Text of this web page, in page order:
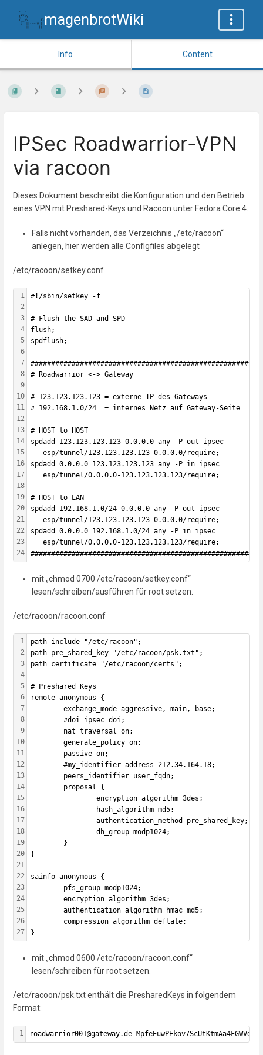
magenbrotWiki
Info Content
IPSec Roadwarrior-VPN
via racoon
Dieses Dokument beschreibt die Konfiguration und den Betrieb
eines VPN mit Preshared-Keys und Racoon unter Fedora Core 4.
Falls nicht vorhanden, das Verzeichnis „/etc/racoon“
anlegen, hier werden alle Configfiles abgelegt
/etc/racoon/setkey.conf
1
2
3
4
5
6
7
8
9
10
11
12
13
14
15
16
17
18
19
20
21
22
23
24
#!/sbin/setkey -f
# Flush the SAD and SPD
flush;
spdflush;
# Roadwarrior <-> Gateway
# 123.123.123.123 = externe IP des Gateways
# 192.168.1.0/24  = internes Netz auf Gateway-Seite
# HOST to HOST
spdadd 123.123.123.123 0.0.0.0 any -P out ipsec
   esp/tunnel/123.123.123.123-0.0.0.0/require;
spdadd 0.0.0.0 123.123.123.123 any -P in ipsec
   esp/tunnel/0.0.0.0-123.123.123.123/require;
# HOST to LAN
spdadd 192.168.1.0/24 0.0.0.0 any -P out ipsec
   esp/tunnel/123.123.123.123-0.0.0.0/require;
spdadd 0.0.0.0 192.168.1.0/24 any -P in ipsec
   esp/tunnel/0.0.0.0-123.123.123.123/require;
mit „chmod 0700 /etc/racoon/setkey.conf“
lesen/schreiben/ausführen für root setzen.
/etc/racoon/racoon.conf
1
2
3
4
5
6
7
8
9
10
11
12
13
14
15
16
17
18
19
20
21
22
23
24
25
26
27
path include "/etc/racoon";
path pre_shared_key "/etc/racoon/psk.txt";
path certificate "/etc/racoon/certs";
# Preshared Keys
remote anonymous {
        exchange_mode aggressive, main, base;
        #doi ipsec_doi;
        nat_traversal on;
        generate_policy on;
        passive on;
        #my_identifier address 212.34.164.18;
        peers_identifier user_fqdn;
        proposal {
                encryption_algorithm 3des;
                hash_algorithm md5;
                authentication_method pre_shared_key;
                dh_group modp1024;
        }
}
sainfo anonymous {
        pfs_group modp1024;
        encryption_algorithm 3des;
        authentication_algorithm hmac_md5;
        compression_algorithm deflate;
}
mit „chmod 0600 /etc/racoon/racoon.conf“
lesen/schreiben für root setzen.
/etc/racoon/psk.txt enthält die PresharedKeys in folgendem
Format:
1 roadwarrior001@gateway.de